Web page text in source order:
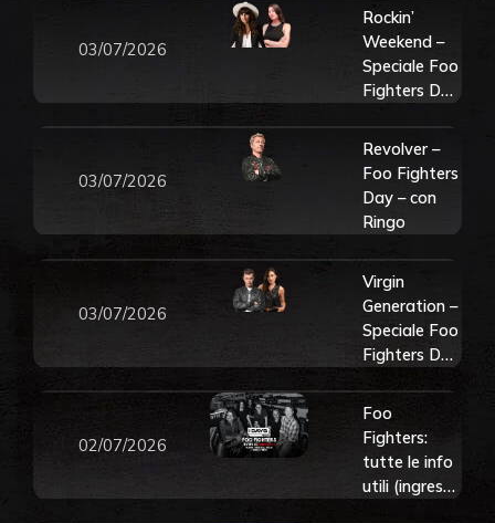
03/07/2026
Rockin’
Weekend –
Speciale Foo
Fighters Day
Maugeri e
Viola
03/07/2026
Revolver –
Foo Fighters
Day – con
Ringo
03/07/2026
Virgin
Generation –
Speciale Foo
Fighters Day
Andrea Rock
e Adriana
02/07/2026
Foo
Fighters:
tutte le info
utili (ingressi,